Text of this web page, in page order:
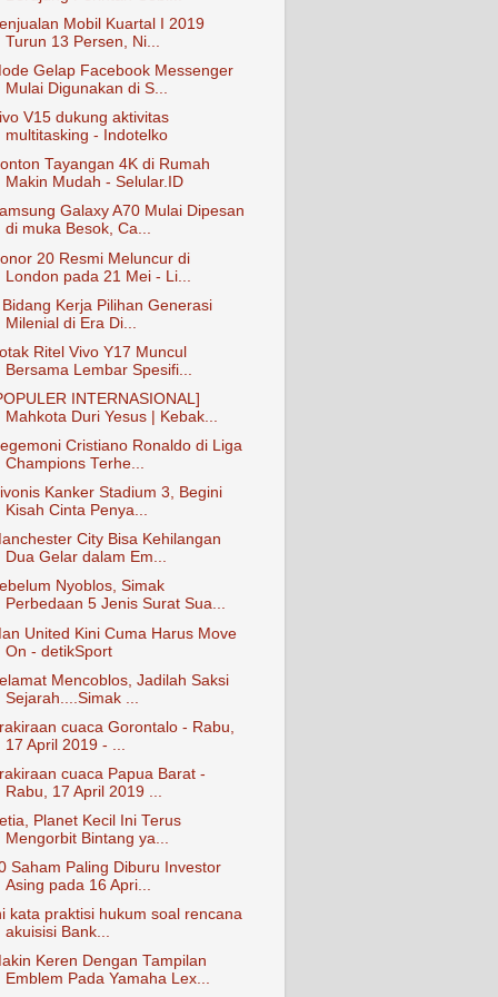
Mobil Kuartal I 2019
Turun 13 Persen, Ni...
Gelap Facebook Messenger
Mulai Digunakan di S...
V15 dukung aktivitas
multitasking - Indotelko
Tayangan 4K di Rumah
Makin Mudah - Selular.ID
Galaxy A70 Mulai Dipesan
di muka Besok, Ca...
20 Resmi Meluncur di
London pada 21 Mei - Li...
Kerja Pilihan Generasi
Milenial di Era Di...
Ritel Vivo Y17 Muncul
Bersama Lembar Spesifi...
INTERNASIONAL]
Mahkota Duri Yesus | Kebak...
Cristiano Ronaldo di Liga
Champions Terhe...
Kanker Stadium 3, Begini
Kisah Cinta Penya...
City Bisa Kehilangan
Dua Gelar dalam Em...
Nyoblos, Simak
Perbedaan 5 Jenis Surat Sua...
United Kini Cuma Harus Move
On - detikSport
Mencoblos, Jadilah Saksi
Sejarah....Simak ...
cuaca Gorontalo - Rabu,
17 April 2019 - ...
cuaca Papua Barat -
Rabu, 17 April 2019 ...
Planet Kecil Ini Terus
Mengorbit Bintang ya...
Saham Paling Diburu Investor
Asing pada 16 Apri...
kata praktisi hukum soal rencana
akuisisi Bank...
Keren Dengan Tampilan
Emblem Pada Yamaha Lex...